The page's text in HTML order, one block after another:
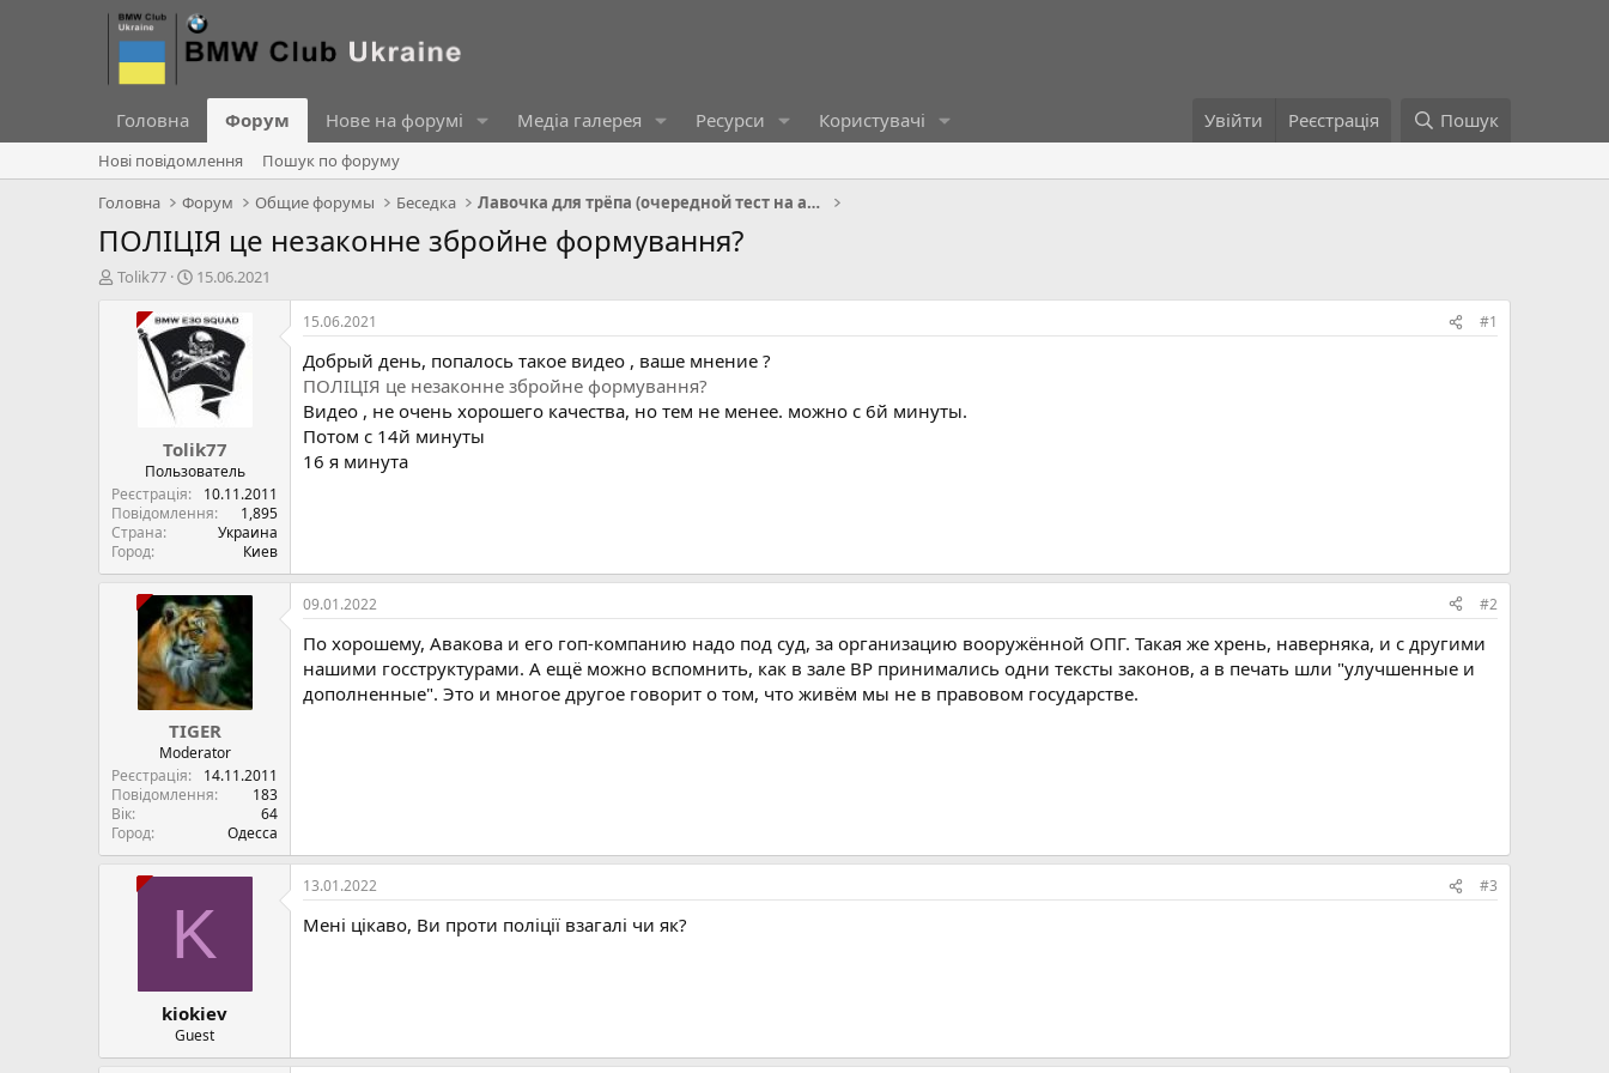
Головна Форум Нове на форумі Медіа галерея Ресурси Користувачі Увійти Реєстрація Пошук
Нові повідомлення
Пошук по форуму
Головна
Форум Общие форумы Беседка Лавочка для трёпа (очередной тест на адекватность)
ПОЛІЦІЯ це незаконне збройне формування?
А
Tolik77
Д
т
а
с
т
в
р
е
н
15.06.2021
Tolik77
Пользователь
Реєстрація
10.11.2011
Повідомлення
1,895
Страна
Украина
Город
Киев
15.06.2021 #1
Добрый день, попалось такое видео , ваше мнение ?
ПОЛІЦІЯ це незаконне збройне формування?
Видео , не очень хорошего качества, но тем не менее. можно с 6й минуты.
Потом с 14й минуты
16 я минута
TIGER
Moderator
Реєстрація
14.11.2011
Повідомлення
183
Вік
64
Город
Одесса
09.01.2022 #2
По хорошему, Авакова и его гоп-компанию надо под суд, за организацию вооружённой ОПГ. Такая же хрень, наверняка, и с другими
нашими госструктурами. А ещё можно вспомнить, как в зале ВР принимались одни тексты законов, а в печать шли "улучшенные и
дополненные". Это и многое другое говорит о том, что живём мы не в правовом государстве.
K
kiokiev
Guest
13.01.2022 #3
Мені цікаво, Ви проти поліції взагалі чи як?